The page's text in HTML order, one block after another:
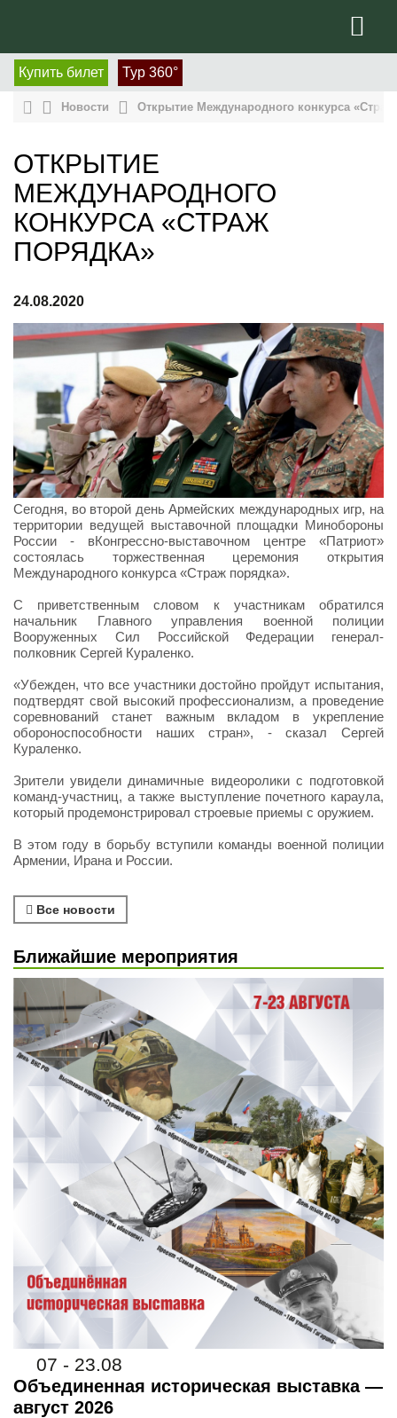
Купить билет Тур 360°
Новости Открытие Международного конкурса
ОТКРЫТИЕ
МЕЖДУНАРОДНОГО
КОНКУРСА «СТРАЖ
ПОРЯДКА»
24.08.2020
Сегодня, во второй день Армейских международных игр, на
территории ведущей выставочной площадки Минобороны
России - вКонгрессно-выставочном центре «Патриот»
состоялась торжественная церемония открытия
Международного конкурса «Страж порядка».
С приветственным словом к участникам обратился
начальник Главного управления военной полиции
Вооруженных Сил Российской Федерации генерал-
полковник Сергей Кураленко.
«Убежден, что все участники достойно пройдут испытания,
подтвердят свой высокий профессионализм, а проведение
соревнований станет важным вкладом в укрепление
обороноспособности наших стран», - сказал Сергей
Кураленко.
Зрители увидели динамичные видеоролики с подготовкой
команд-участниц, а также выступление почетного караула,
который продемонстрировал строевые приемы с оружием.
В этом году в борьбу вступили команды военной полиции
Армении, Ирана и России.
Все новости
Ближайшие мероприятия
07 - 23.08
Объединенная историческая выставка —
август 2026